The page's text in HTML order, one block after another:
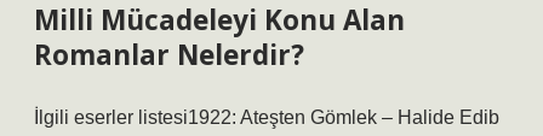
Milli Mücadeleyi Konu Alan
Romanlar Nelerdir?
İlgili eserler listesi1922: Ateşten Gömlek – Halide Edib